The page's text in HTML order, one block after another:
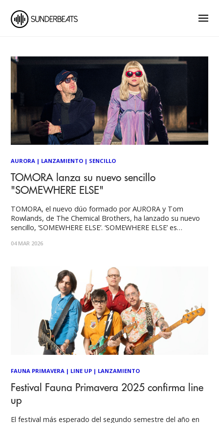
AURORA | LANZAMIENTO | SENCILLO
TOMORA lanza su nuevo sencillo
"SOMEWHERE ELSE"
TOMORA, el nuevo dúo formado por AURORA y Tom
Rowlands, de The Chemical Brothers, ha lanzado su nuevo
sencillo, ‘SOMEWHERE ELSE’. ‘SOMEWHERE ELSE’ es
mensaje y sonidos superpotentes, el tema está tomado del
04 MAR 2026
FAUNA PRIMAVERA | LINE UP | LANZAMIENTO
Festival Fauna Primavera 2025 confirma line
up
El festival más esperado del segundo semestre del año en